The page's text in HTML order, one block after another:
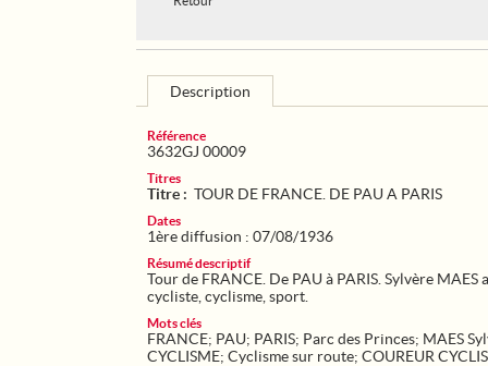
Description
Référence
3632GJ 00009
Titres
Titre : TOUR DE FRANCE. DE PAU A PARIS
Dates
1ère diffusion : 07/08/1936
Résumé descriptif
Tour de FRANCE. De PAU à PARIS. Sylvère
cycliste, cyclisme, sport.
Mots clés
FRANCE; PAU; PARIS; Parc des Princes; MAES
CYCLISME; Cyclisme sur route; COUREUR